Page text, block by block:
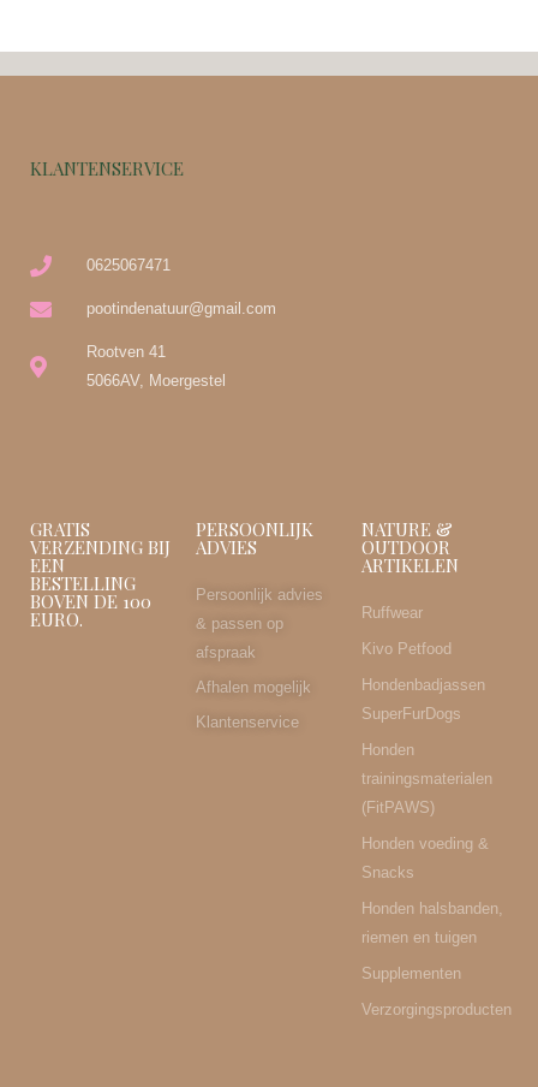
KLANTENSERVICE
0625067471
pootindenatuur@gmail.com
Rootven 41
5066AV, Moergestel
GRATIS
VERZENDING BIJ
EEN
BESTELLING
BOVEN DE 100
EURO.
PERSOONLIJK
ADVIES
Persoonlijk advies
& passen op
afspraak
Afhalen mogelijk
Klantenservice
NATURE &
OUTDOOR
ARTIKELEN
Ruffwear
Kivo Petfood
Hondenbadjassen
SuperFurDogs
Honden
trainingsmaterialen
(FitPAWS)
Honden voeding &
Snacks
Honden halsbanden,
riemen en tuigen
Supplementen
Verzorgingsproducten